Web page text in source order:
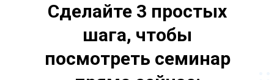
Сделайте 3 простых
шага, чтобы
посмотреть семинар